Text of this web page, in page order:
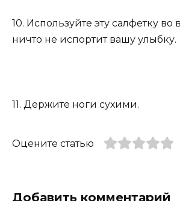
10. Используйте эту салфетку
ничто не испортит вашу улыбку.
11. Держите ноги сухими.
Оцените статью
Добавить комментарий